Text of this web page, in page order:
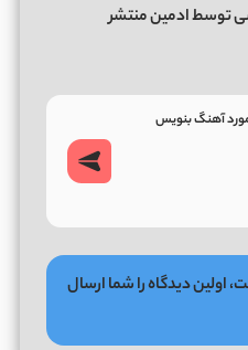
توسط ادمین منتشر
دیدگاه را شما ارسال